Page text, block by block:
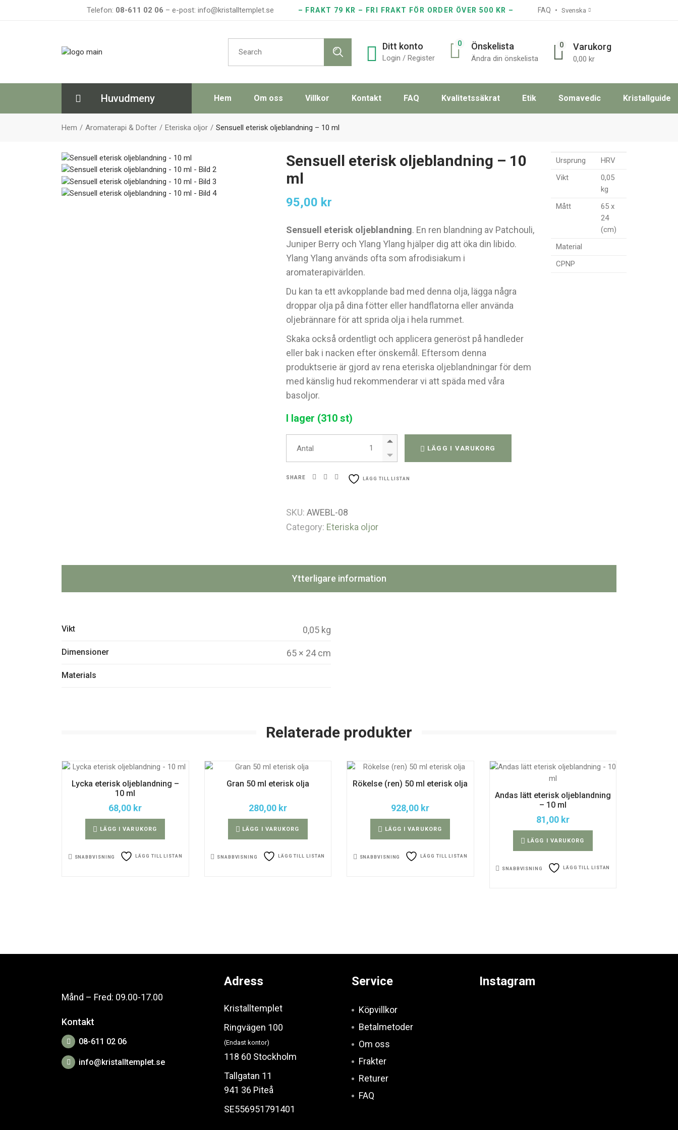
Telefon: 08-611 02 06 – e-post: info@kristalltemplet.se – FRAKT 79 KR – FRI FRAKT FÖR ORDER ÖVER 500 KR – FAQ Svenska
Search
for:
Ditt konto
Login / Register
0 Önskelista
Ändra din önskelista
0 Varukorg
0,00 kr
Huvudmeny Hem Om oss Villkor Kontakt FAQ Kvalitetssäkrat Etik Somavedic Kristallguide
Hem Aromaterapi & Dofter Eteriska oljor Sensuell eterisk oljeblandning – 10 ml
Sensuell eterisk oljeblandning – 10
ml
95,00 kr
Sensuell eterisk oljeblandning. En ren blandning av Patchouli,
Juniper Berry och Ylang Ylang hjälper dig att öka din libido.
Ylang Ylang används ofta som afrodisiakum i
aromaterapivärlden.
Du kan ta ett avkopplande bad med denna olja, lägga några
droppar olja på dina fötter eller handflatorna eller använda
oljebrännare för att sprida olja i hela rummet.
Skaka också ordentligt och applicera generöst på handleder
eller bak i nacken efter önskemål. Eftersom denna
produktserie är gjord av rena eteriska oljeblandningar för dem
med känslig hud rekommenderar vi att späda med våra
basoljor.
I lager (310 st)
Antal
Sensuell eterisk oljeblandning - 10 ml quantity
LÄGG I VARUKORG
SHARE LÄGG TILL LISTAN
SKU: AWEBL-08
Category: Eteriska oljor
Ursprung
HRV
Vikt
0,05
kg
Mått
65 x
24
(cm)
Material
CPNP
Ytterligare information
Vikt 0,05 kg
Dimensioner 65 × 24 cm
Materials
Relaterade produkter
Lycka eterisk oljeblandning –
10 ml
68,00 kr
LÄGG I VARUKORG
SNABBVISNING LÄGG TILL LISTAN
Gran 50 ml eterisk olja
280,00 kr
LÄGG I VARUKORG
SNABBVISNING LÄGG TILL LISTAN
Rökelse (ren) 50 ml eterisk olja
928,00 kr
LÄGG I VARUKORG
SNABBVISNING LÄGG TILL LISTAN
Andas lätt eterisk oljeblandning
– 10 ml
81,00 kr
LÄGG I VARUKORG
SNABBVISNING LÄGG TILL LISTAN
Månd – Fred: 09.00-17.00
Kontakt
08-611 02 06
info@kristalltemplet.se
Adress
Kristalltemplet
Ringvägen 100
(Endast kontor)
118 60 Stockholm
Tallgatan 11
941 36 Piteå
SE556951791401
Service
Köpvillkor
Betalmetoder
Om oss
Frakter
Returer
FAQ
Instagram